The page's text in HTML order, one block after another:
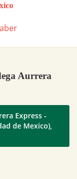
Aurrera
Express -
de Mexico),